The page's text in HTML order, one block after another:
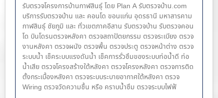
รับตรวจโครงการบ้านกาฬสินธุ์ โดย Plan A รับตรวจบ้าน.com
บริการรับตรวจบ้าน และ คอนโด ขอนแก่น อุดรธานี มหาสารคาม
กาฬสินธุ์ ชัยภูมิ และ ทั่วเขตภาคอีสาน รับตรวจบ้าน รับตรวจคอน
โด บินโดรนตรวจหลังคา ตรวจสถาปัตยกรรม ตรวจระเบียง ตรวจ
งานหลังคา ตรวจผนัง ตรวจพื้น ตรวจประตู ตรวจหน้าต่าง​ ตรวจ
ระบบน้ำ เช็คระบบแรงดันน้ำ เช็คการรั่วซึมของระบบท่อน้ำ​ดี ท่อ
น้ำ​เสีย ตรวจโครงสร้างใต้หลังคา ตรวจโครงหลังคา ตรวจการติด
ตั้งกระเบื้องหลังคา ตรวจระบบระบายอากาศใต้หลังคา ตรวจ
Wiring ตรวจวัดความชื้น หรือ คราบน้ำซึม ตรวจระบบไฟฟ้